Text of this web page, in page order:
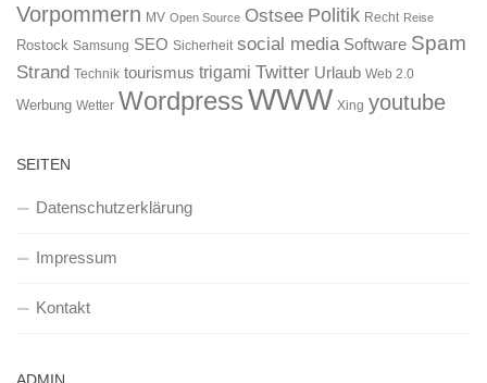
Vorpommern MV Open Source Ostsee Politik Recht Reise
Rostock Samsung SEO Sicherheit social media Software Spam
Strand Technik tourismus trigami Twitter Urlaub Web 2.0
Werbung Wetter WordpressWWW Xing youtube
SEITEN
Datenschutzerklärung
Impressum
Kontakt